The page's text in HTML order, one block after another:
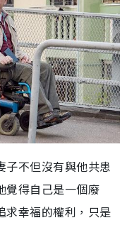
子不但沒有與他共患
覺得自己是一個廢
求幸福的權利，只是